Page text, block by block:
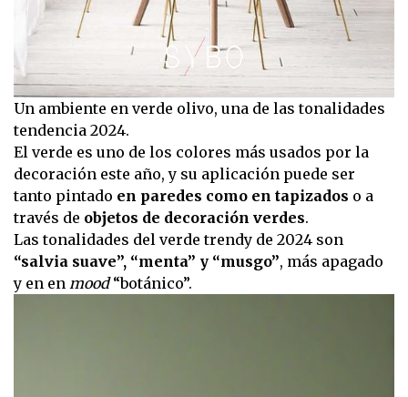
Un ambiente en verde olivo, una de las tonalidades
tendencia 2024.
El verde es uno de los colores más usados por la
decoración este año, y su aplicación puede ser
tanto pintado en paredes como en tapizados o a
través de objetos de decoración verdes.
Las tonalidades del verde trendy de 2024 son
“salvia suave”, “menta” y “musgo”, más apagado
y en en mood“botánico”.